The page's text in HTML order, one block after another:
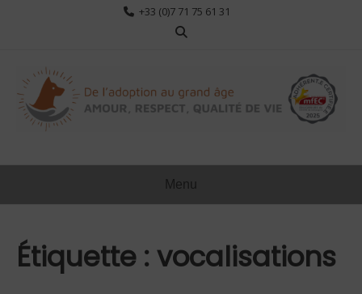
+33 (0)7 71 75 61 31
Menu
Étiquette : vocalisations